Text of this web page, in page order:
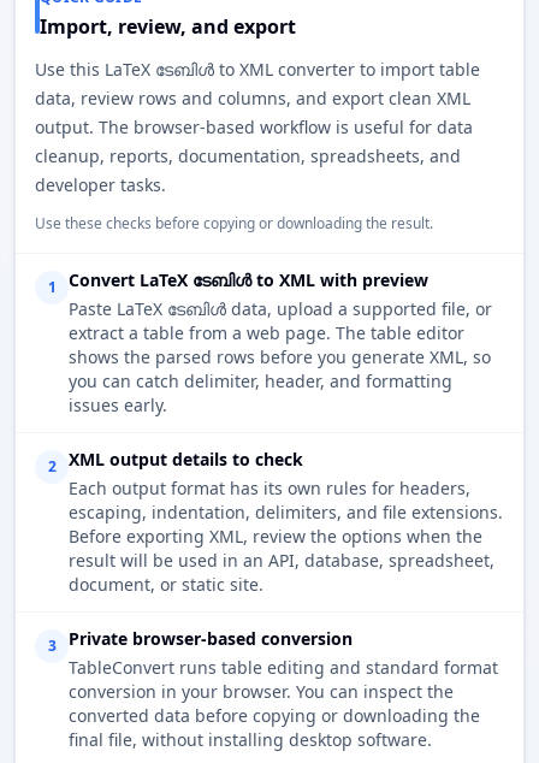
Import, review, and export
Use this LaTeX ടേബിൾ to XML converter to import table
data, review rows and columns, and export clean XML
output. The browser-based workflow is useful for data
cleanup, reports, documentation, spreadsheets, and
developer tasks.
Use these checks before copying or downloading the result.
1
Convert LaTeX ടേബിൾ to XML with preview
Paste LaTeX ടേബിൾ data, upload a supported file, or
extract a table from a web page. The table editor
shows the parsed rows before you generate XML, so
you can catch delimiter, header, and formatting
issues early.
2
XML output details to check
Each output format has its own rules for headers,
escaping, indentation, delimiters, and file extensions.
Before exporting XML, review the options when the
result will be used in an API, database, spreadsheet,
document, or static site.
3
Private browser-based conversion
TableConvert runs table editing and standard format
conversion in your browser. You can inspect the
converted data before copying or downloading the
final file, without installing desktop software.